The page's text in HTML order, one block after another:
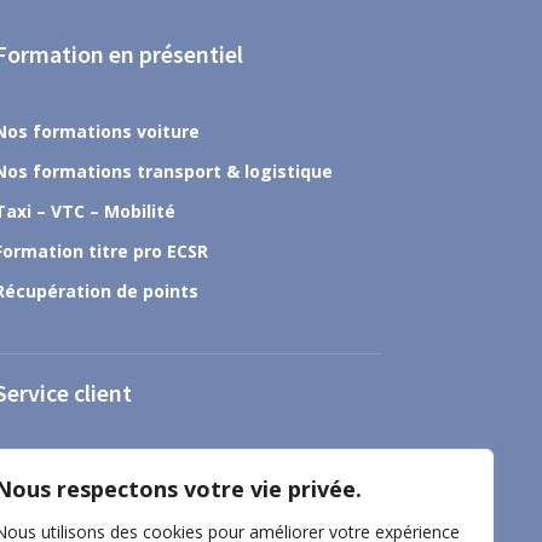
respectons votre vie privée.
utilisons des cookies pour améliorer votre expérience
en présentiel
formations voiture
formations transport & logistique
– VTC – Mobilité
titre pro ECSR
de points
client
contacter